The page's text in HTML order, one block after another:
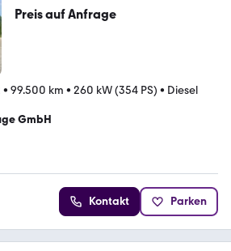
Preis auf Anfrage
• 99.500 km • 260 kW (354 PS) • Diesel
GmbH
Kontakt Parken